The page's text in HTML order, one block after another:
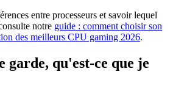
entre processeurs et savoir lequel
notre guide : comment choisir son
des meilleurs CPU gaming 2026.
garde, qu'est-ce que je